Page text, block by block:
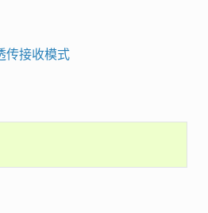
传接收模式